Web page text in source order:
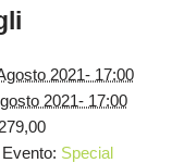
2021- 17:00
2021- 17:00
Special